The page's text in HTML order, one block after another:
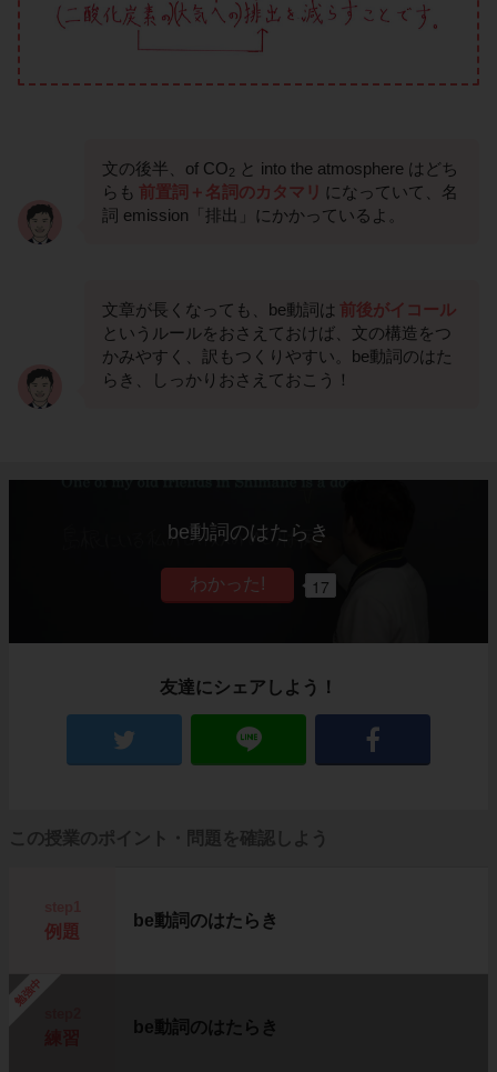
文の後半、of CO2
と into the atmosphere はどち
らも 前置詞＋名詞のカタマリ になっていて、名
詞 emission「排出」にかかっているよ。
文章が長くなっても、be動詞は 前後がイコール
というルールをおさえておけば、文の構造をつ
かみやすく、訳もつくりやすい。be動詞のはた
らき、しっかりおさえておこう！
be動詞のはたらき
17
友達にシェアしよう！
この授業のポイント・問題を確認しよう
例題
be動詞のはたらき
勉強中
be動詞のはたらき